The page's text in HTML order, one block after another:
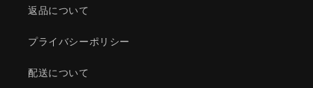
返品について
プライバシーポリシー
配送について